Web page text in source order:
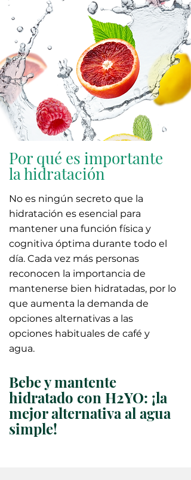
Por qué es importante
la hidratación
Bebe y mantente
hidratado con H2YO: ¡la
mejor alternativa al agua
simple!
No es ningún secreto que la
hidratación es esencial para
mantener una función física y
cognitiva óptima durante todo el
día. Cada vez más personas
reconocen la importancia de
mantenerse bien hidratadas, por lo
que aumenta la demanda de
opciones alternativas a las
opciones habituales de café y
agua.